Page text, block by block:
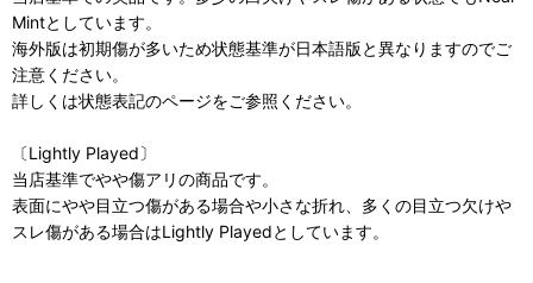
Mintとしています。
海外版は初期傷が多いため状態基準が日本語版と異なりますのでご
注意ください。
詳しくは状態表記のページをご参照ください。
〔Lightly Played〕
当店基準でやや傷アリの商品です。
表面にやや目立つ傷がある場合や小さな折れ、多くの目立つ欠けや
スレ傷がある場合はLightly Playedとしています。